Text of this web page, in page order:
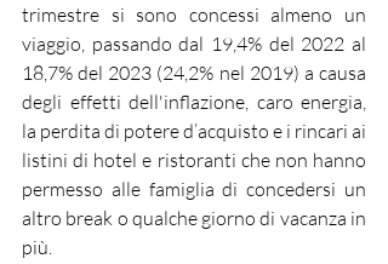
trimestre si sono concessi almeno un
viaggio, passando dal 19,4% del 2022 al
18,7% del 2023 (24,2% nel 2019) a causa
degli effetti dell'inflazione, caro energia,
la perdita di potere d’acquisto e i rincari ai
listini di hotel e ristoranti che non hanno
permesso alle famiglia di concedersi un
altro break o qualche giorno di vacanza in
più.